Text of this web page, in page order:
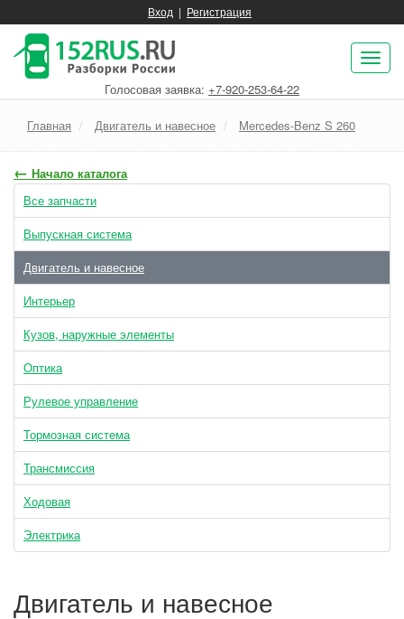
Вход | Регистрация
Голосовая заявка: +7-920-253-64-22
Главная Двигатель и навесное Mercedes-Benz S 260
← Начало каталога
Все запчасти
Выпускная система
Двигатель и навесное
Интерьер
Кузов, наружные элементы
Оптика
Рулевое управление
Тормозная система
Трансмиссия
Ходовая
Электрика
Двигатель и навесное